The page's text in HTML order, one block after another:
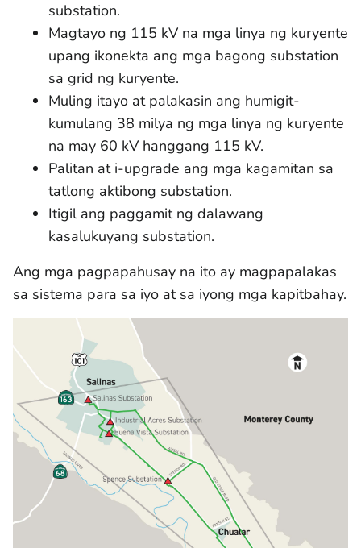
substation.
Magtayo ng 115 kV na mga linya ng kuryente
upang ikonekta ang mga bagong substation
sa grid ng kuryente.
Muling itayo at palakasin ang humigit-
kumulang 38 milya ng mga linya ng kuryente
na may 60 kV hanggang 115 kV.
Palitan at i-upgrade ang mga kagamitan sa
tatlong aktibong substation.
Itigil ang paggamit ng dalawang
kasalukuyang substation.
Ang mga pagpapahusay na ito ay magpapalakas
sa sistema para sa iyo at sa iyong mga kapitbahay.